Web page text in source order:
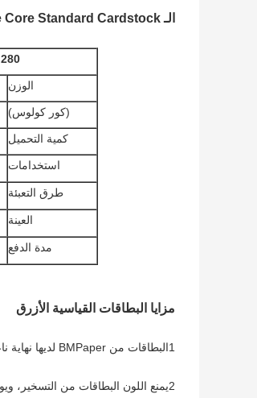
الـ Blue Core Standard Cardstock وصف
280 غرام 300 غرام الأزرق القلب القياسية الورقية ورق البوكر ورق GC2 الورق المقوى
الوزن
(كور كولوس)
كمية التحميل
استخدامات
طرق التعبئة
العينة
مدة الدفع
مزايا البطاقات القياسية الأزرق
1البطاقات من BMPaper لديها نهاية ناعمة وهي البطاقات القياسية في السوق.
2يمنع اللون البطاقات من التسخير، ويوفر سطحا ناعما، زلق قليلا للمساعدة في خلط والتعامل.